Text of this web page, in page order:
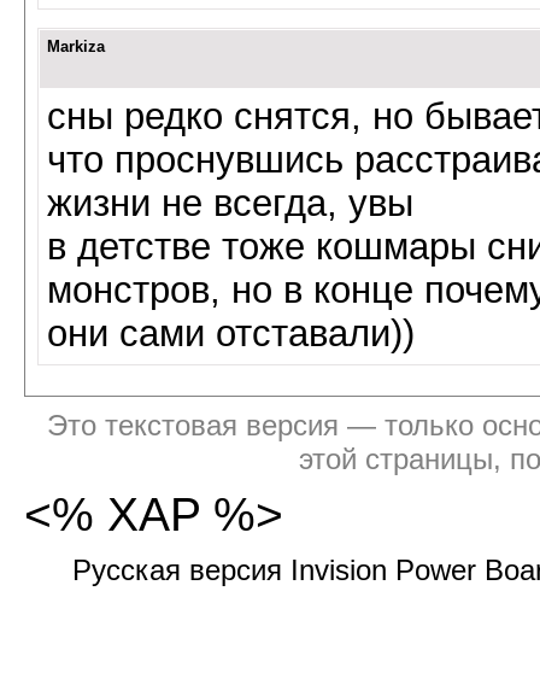
Markiza
сны редко снятся, но
что проснувшись
жизни не всегда, увы
в детстве тоже кошмары
монстров, но в конце
они сами отставали))
Это текстовая версия — только
этой страницы,
<% XAP %>
Русская версия Invision Power